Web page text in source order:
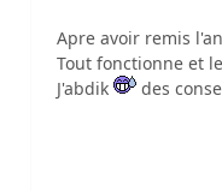
Apre avoir remis
Tout fonctionne et
J'abdik
des